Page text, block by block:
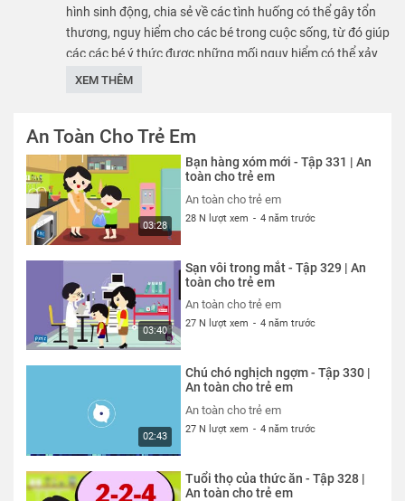
hình sinh động, chia sẻ về các tình huống có thể gây tổn
thương, nguy hiểm cho các bé trong cuộc sống, từ đó giúp
các các bé ý thức được những mối nguy hiểm có thể xảy
ra, nhằm mang lại môi trường phát triển an toàn, lành
We care about safety of children. SK VN provide free
educational sources and materials of kid safety.
Thể loại :PHIM
XEM THÊM
An Toàn Cho Trẻ Em
03:28
Bạn hàng xóm mới - Tập 331 | An
toàn cho trẻ em
An toàn cho trẻ em
28 N lượt xem - 4 năm trước
03:40
Sạn vôi trong mắt - Tập 329 | An
toàn cho trẻ em
An toàn cho trẻ em
27 N lượt xem - 4 năm trước
02:43
Chú chó nghịch ngợm - Tập 330 |
An toàn cho trẻ em
An toàn cho trẻ em
27 N lượt xem - 4 năm trước
Tuổi thọ của thức ăn - Tập 328 |
An toàn cho trẻ em